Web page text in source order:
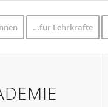
…für Lehrkräfte